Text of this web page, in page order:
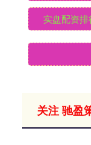
实盘配资
关注 驰盈